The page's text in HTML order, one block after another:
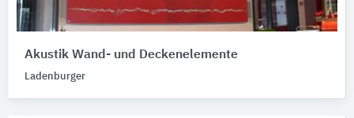
Akustik Wand- und Deckenelemente
Ladenburger